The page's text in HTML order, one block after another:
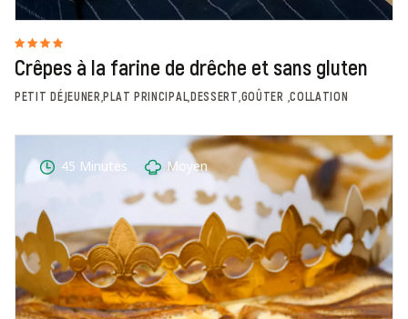
Crêpes à la farine de drêche et sans gluten
PETIT DÉJEUNER,PLAT PRINCIPAL,DESSERT,GOÛTER ,COLLATION
45 Minutes Moyen